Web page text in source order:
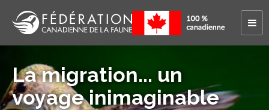
La migration... un
voyage inimaginable